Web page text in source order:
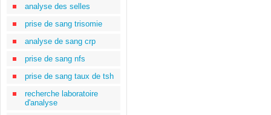
analyse des selles
prise de sang trisomie
analyse de sang crp
prise de sang nfs
prise de sang taux de tsh
recherche laboratoire
d'analyse